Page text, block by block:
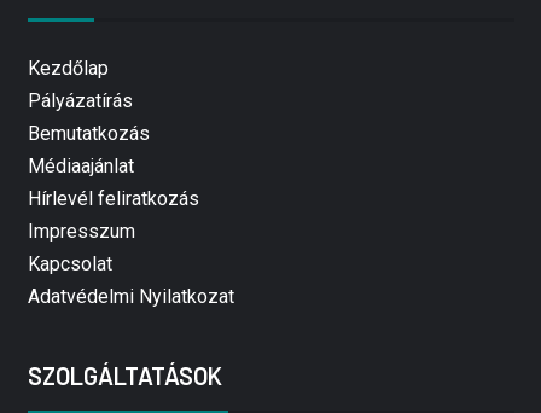
Kezdőlap
Pályázatírás
Bemutatkozás
Médiaajánlat
Hírlevél feliratkozás
Impresszum
Kapcsolat
Adatvédelmi Nyilatkozat
SZOLGÁLTATÁSOK